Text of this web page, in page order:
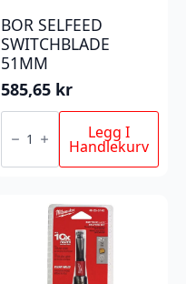
BOR SELFEED
SWITCHBLADE
51MM
585,65 kr
BOR
SWITCHBLADE
antall
Legg I
Handlekurv